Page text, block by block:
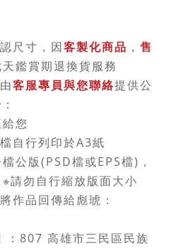
尺寸，因客製化商品 ， 售
天鑑賞期退換貨服務
客服專員與您聯絡提供公
：
您
自行列印於A3紙
公版(PSD檔或EPS檔)，
※請勿自行縮放版面大小
作品回傳給彪琥：
：807 高雄市三民區民族